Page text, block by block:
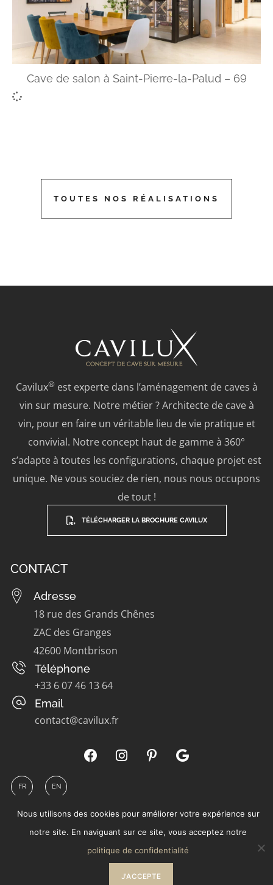
Cave de salon à Saint-Pierre-la-Palud – 69
TOUTES NOS RÉALISATIONS
Cavilux®est experte dans l’aménagement de caves à
vin sur mesure. Notre métier ? Architecte de cave à
vin, pour en faire un véritable lieu de vie pratique et
convivial. Notre concept haut de gamme à 360°
s’adapte à toutes les configurations, chaque projet est
unique. Ne vous souciez de rien, nous nous occupons
de tout !
TÉLÉCHARGER LA BROCHURE CAVILUX
CONTACT
Adresse
18 rue des Grands Chênes
ZAC des Granges
42600 Montbrison
Téléphone
+33 6 07 46 13 64
Email
contact@cavilux.fr
FR EN
© 2026 Cavilux - Caves à vin sur-mesure| Mentions légales
Politique de confidentialité
Nous utilisons des cookies pour améliorer votre expérience sur
notre site. En naviguant sur ce site, vous acceptez notre
politique de confidentialité
J'ACCEPTE